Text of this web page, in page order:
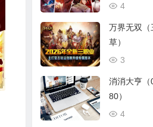
4
万界无双（
草）
3
消消大亨
80）
4